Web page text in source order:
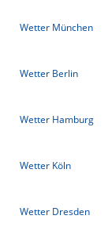
Wetter München
Wetter Berlin
Wetter Hamburg
Wetter Köln
Wetter Dresden